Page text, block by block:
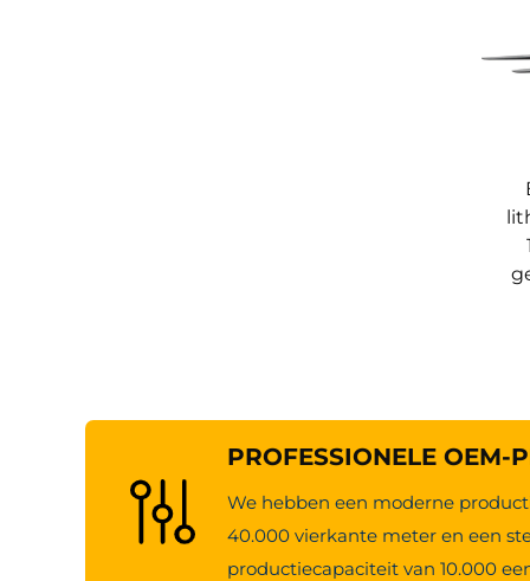
PROFESSIONELE OEM-
We hebben een moderne
40.000 vierkante meter en een
productiecapaciteit van 10.000